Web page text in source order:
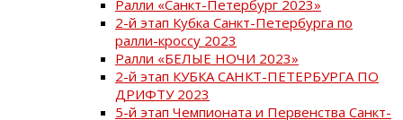
Ралли «Санкт-Петербург 2023»
2-й этап Кубка Санкт-Петербурга по
ралли-кроссу 2023
Ралли «БЕЛЫЕ НОЧИ 2023»
2-й этап КУБКА САНКТ-ПЕТЕРБУРГА ПО
ДРИФТУ 2023
5-й этап Чемпионата и Первенства Санкт-